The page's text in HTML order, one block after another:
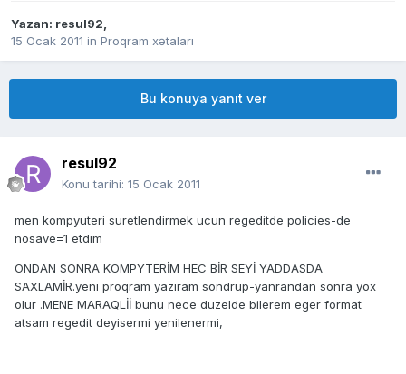
Yazan: resul92,
15 Ocak 2011 in Proqram xətaları
Bu konuya yanıt ver
resul92
Konu tarihi: 15 Ocak 2011
men kompyuteri suretlendirmek ucun regeditde policies-de
nosave=1 etdim
ONDAN SONRA KOMPYTERİM HEC BİR SEYİ YADDASDA
SAXLAMİR.yeni proqram yaziram sondrup-yanrandan sonra yox
olur .MENE MARAQLİİ bunu nece duzelde bilerem eger format
atsam regedit deyisermi yenilenermi,